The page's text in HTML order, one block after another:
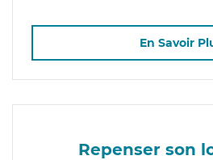
En Savoir
Repenser son